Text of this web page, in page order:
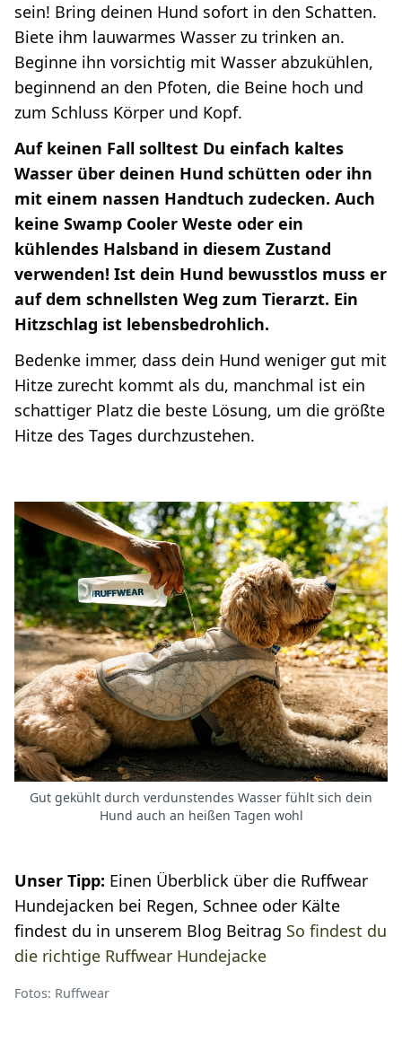
sein! Bring deinen Hund sofort in den Schatten.
Biete ihm lauwarmes Wasser zu trinken an.
Beginne ihn vorsichtig mit Wasser abzukühlen,
beginnend an den Pfoten, die Beine hoch und
zum Schluss Körper und Kopf.
Auf keinen Fall solltest Du einfach kaltes
Wasser über deinen Hund schütten oder ihn
mit einem nassen Handtuch zudecken. Auch
keine Swamp Cooler Weste oder ein
kühlendes Halsband in diesem Zustand
verwenden! Ist dein Hund bewusstlos muss er
auf dem schnellsten Weg zum Tierarzt. Ein
Hitzschlag ist lebensbedrohlich.
Bedenke immer, dass dein Hund weniger gut mit
Hitze zurecht kommt als du, manchmal ist ein
schattiger Platz die beste Lösung, um die größte
Hitze des Tages durchzustehen.
Gut gekühlt durch verdunstendes Wasser fühlt sich dein
Hund auch an heißen Tagen wohl
Unser Tipp: Einen Überblick über die Ruffwear
Hundejacken bei Regen, Schnee oder Kälte
findest du in unserem Blog Beitrag So findest du
die richtige Ruffwear Hundejacke
Fotos: Ruffwear